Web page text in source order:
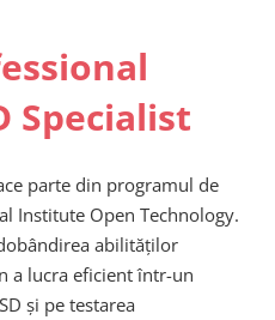
Specialist
parte din programul de
Institute Open Technology.
abilităților
a lucra eficient într-un
și pe testarea